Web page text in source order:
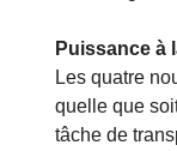
Puissance à
Les quatre
quelle que
tâche de